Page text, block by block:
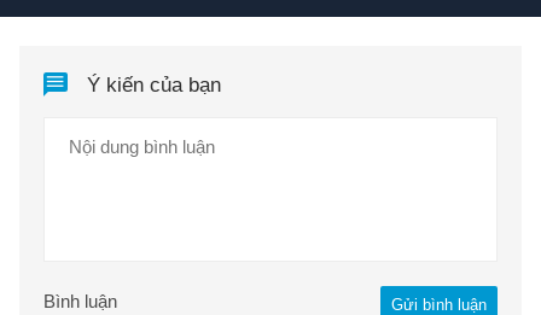
Ý kiến của bạn
Gửi bình luận
Bình luận